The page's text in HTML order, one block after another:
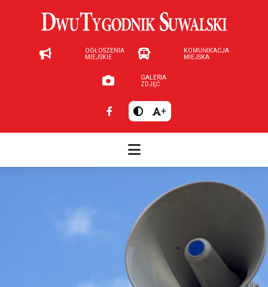
OGŁOSZENIA
MIEJSKIE
KOMUNIKACJA
MIEJSKA
GALERIA
ZDJĘĆ
+